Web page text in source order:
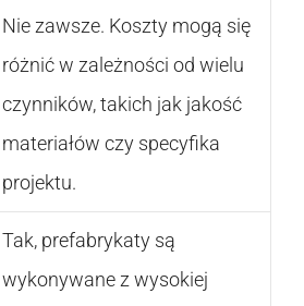
Nie zawsze. Koszty mogą się
różnić w zależności od wielu
czynników, takich jak jakość
materiałów czy specyfika
projektu.
Tak, prefabrykaty są
wykonywane z wysokiej